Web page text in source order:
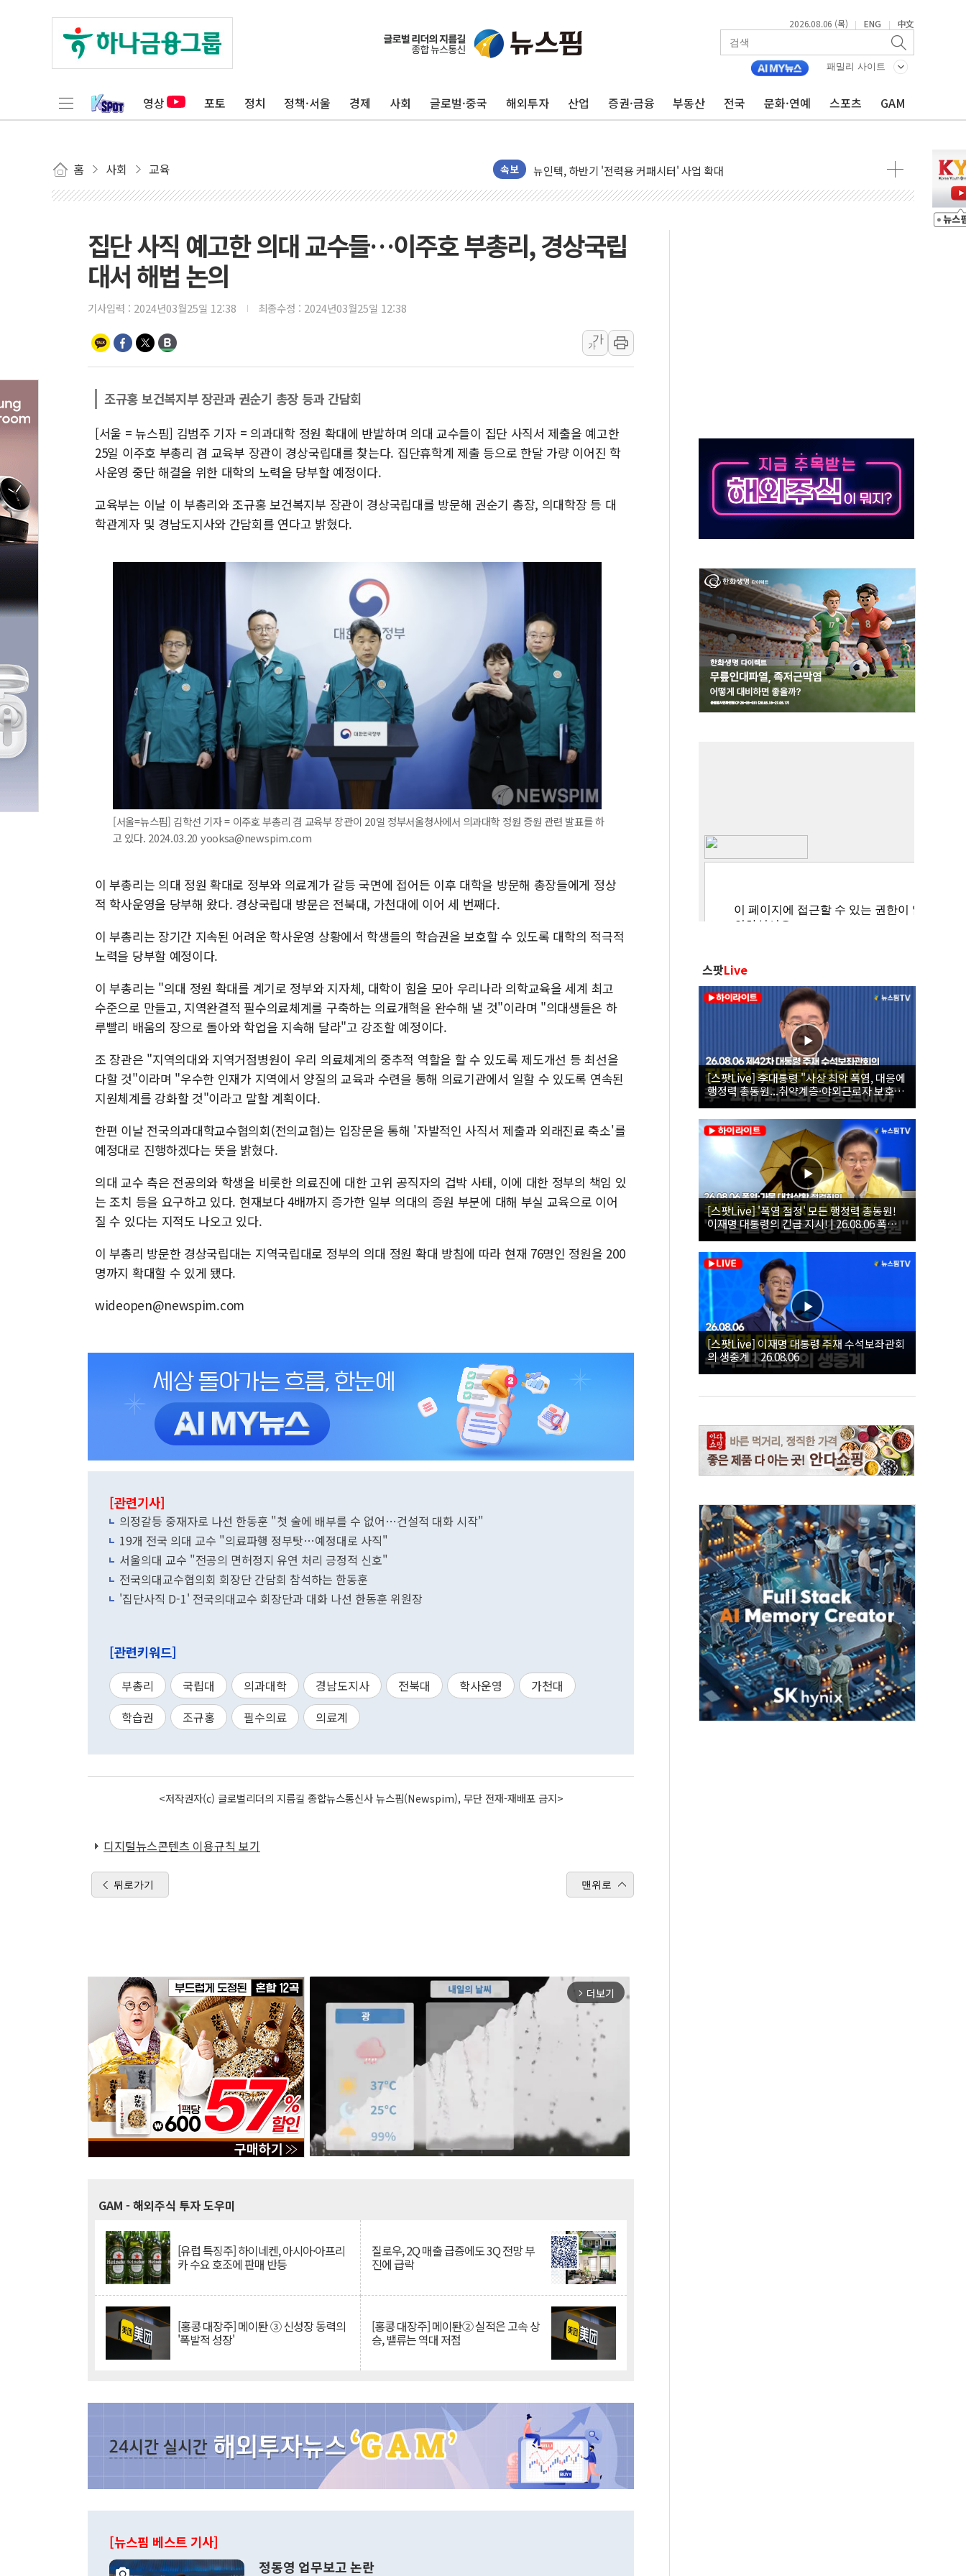
2026.08.06 (목) | ENG | 中文
패밀리 사이트
영상 포토 정치 정책·서울 경제 사회 글로벌·중국 해외투자 산업 증권·금융 부동산 전국 문화·연예 스포츠 GAM
홈 사회 교육 속보
[단독] "입주민 갑질 아니다"…원주 A아파트 '입주민 3인방' 정면 반박
뉴인텍, 하반기 '전력용 커패시터' 사업 확대
듀오백 정관영 대표, 자사주 추가 매입
휴젤, 매출 2545억원·영업익 1037억원…상반기 역대 최대
포스코, 희귀가스 사업 항공우주·방산으로 넓힌다
효성중공업, 덴마크에 초고압변압기 첫 공급...국가 전력망에 첫 입성
딥시크, AI 서비스 가격 대대적 인상 계획...업계 파장 예고
구리시 입주업종 확대…'현대 테라타워 구리갈매' 공급
KCC, 실적은 주춤했지만…'매출 절반' 실리콘 반등에 하반기 기대
정점식 "사관학교 통합 정치 프레임에 졸속 추진…'잼데믹' 안보까지 몰고 와"
장동혁 "李대통령 재판 재개해야 여론조사 51.9%…그것이 국민의 뜻"
日, 아키타에 일본 최대 규모의 AI 데이터센터 건설 추진
[종합] 李대통령 "취약계층 안부에 AI 활용…이주노동자 폭염 방치, 국격 훼손"
집단 사직 예고한 의대 교수들…이주호 부총리, 경상국립
대서 해법 논의
기사입력 : 2024년03월25일 12:38 최종수정 : 2024년03월25일 12:38
가
가
조규홍 보건복지부 장관과 권순기 총장 등과 간담회
[서울 = 뉴스핌] 김범주 기자 = 의과대학 정원 확대에 반발하며 의대 교수들이 집단 사직서 제출을 예고한
25일 이주호 부총리 겸 교육부 장관이 경상국립대를 찾는다. 집단휴학계 제출 등으로 한달 가량 이어진 학
사운영 중단 해결을 위한 대학의 노력을 당부할 예정이다.
교육부는 이날 이 부총리와 조규홍 보건복지부 장관이 경상국립대를 방문해 권순기 총장, 의대학장 등 대
학관계자 및 경남도지사와 간담회를 연다고 밝혔다.
[서울=뉴스핌] 김학선 기자 = 이주호 부총리 겸 교육부 장관이 20일 정부서울청사에서 의과대학 정원 증원 관련 발표를 하
고 있다. 2024.03.20 yooksa@newspim.com
이 부총리는 의대 정원 확대로 정부와 의료계가 갈등 국면에 접어든 이후 대학을 방문해 총장들에게 정상
적 학사운영을 당부해 왔다. 경상국립대 방문은 전북대, 가천대에 이어 세 번째다.
이 부총리는 장기간 지속된 어려운 학사운영 상황에서 학생들의 학습권을 보호할 수 있도록 대학의 적극적
노력을 당부할 예정이다.
이 부총리는 "의대 정원 확대를 계기로 정부와 지자체, 대학이 힘을 모아 우리나라 의학교육을 세계 최고
수준으로 만들고, 지역완결적 필수의료체계를 구축하는 의료개혁을 완수해 낼 것"이라며 "의대생들은 하
루빨리 배움의 장으로 돌아와 학업을 지속해 달라"고 강조할 예정이다.
조 장관은 "지역의대와 지역거점병원이 우리 의료체계의 중추적 역할을 할 수 있도록 제도개선 등 최선을
다할 것"이라며 "우수한 인재가 지역에서 양질의 교육과 수련을 통해 의료기관에서 일할 수 있도록 연속된
지원체계를 강화할 것"이라고 말할 계획이다.
한편 이날 전국의과대학교수협의회(전의교협)는 입장문을 통해 '자발적인 사직서 제출과 외래진료 축소'를
예정대로 진행하겠다는 뜻을 밝혔다.
의대 교수 측은 전공의와 학생을 비롯한 의료진에 대한 고위 공직자의 겁박 사태, 이에 대한 정부의 책임 있
는 조치 등을 요구하고 있다. 현재보다 4배까지 증가한 일부 의대의 증원 부분에 대해 부실 교육으로 이어
질 수 있다는 지적도 나오고 있다.
이 부총리 방문한 경상국립대는 지역국립대로 정부의 의대 정원 확대 방침에 따라 현재 76명인 정원을 200
명까지 확대할 수 있게 됐다.
wideopen@newspim.com
[관련기사]
의정갈등 중재자로 나선 한동훈 "첫 술에 배부를 수 없어…건설적 대화 시작"
19개 전국 의대 교수 "의료파행 정부탓…예정대로 사직"
서울의대 교수 "전공의 면허정지 유연 처리 긍정적 신호"
전국의대교수협의회 회장단 간담회 참석하는 한동훈
'집단사직 D-1' 전국의대교수 회장단과 대화 나선 한동훈 위원장
[관련키워드]
부총리 국립대 의과대학 경남도지사 전북대 학사운영
가천대
학습권
조규홍 필수의료 의료계
<저작권자(c) 글로벌리더의 지름길 종합뉴스통신사 뉴스핌(Newspim), 무단 전재-재배포 금지>
디지털뉴스콘텐츠 이용규칙 보기
뒤로가기 맨위로
arrow_forward_ios 더보기
GAM - 해외주식 투자 도우미
[유럽 특징주] 하이네켄, 아시아·아프리
카 수요 호조에 판매 반등
질로우, 2Q 매출 급증에도 3Q 전망 부
진에 급락
[홍콩 대장주] 메이퇀 ③ 신성장 동력의
'폭발적 성장'
[홍콩 대장주] 메이퇀② 실적은 고속 상
승, 밸류는 역대 저점
[뉴스핌 베스트 기사]
정동영 업무보고 논란
스팟Live
[스팟Live] 李대통령 "사상 최악 폭염, 대응에
행정력 총동원...취약계층·야외근로자 보호에
힘써야"｜26.08.06 제42차 대통령 주재 수석
보좌관회의
[스팟Live] '폭염 절정' 모든 행정력 총동원!
이재명 대통령의 긴급 지시! | 26.08.06 폭염•
가뭄 대처상황 점검회의
[스팟Live] 이재명 대통령 주재 수석보좌관회
의 생중계｜26.08.06